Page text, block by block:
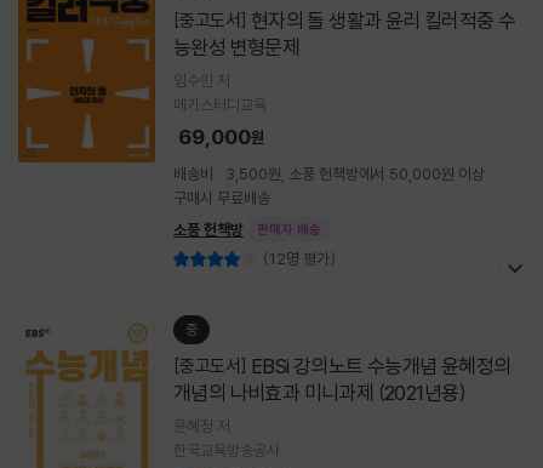
[중고도서]
능완성 변형문제
임수민 저
메가스터디교육
69,000원
배송비 : 3,500원, 소풍 헌책방에서 50,000원 이상
구매시 무료배송
소풍 헌책방
판매자 배송
(12명 평가)
중
[중고도서]
개념의 나비효과 미니과제 (2021년용)
윤혜정 저
한국교육방송공사